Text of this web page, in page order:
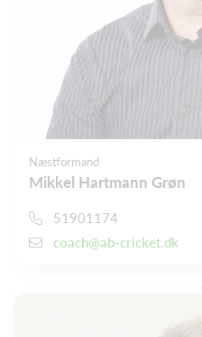
Næstformand
Mikkel Hartmann Grøn
51901174
coach@ab-cricket.dk